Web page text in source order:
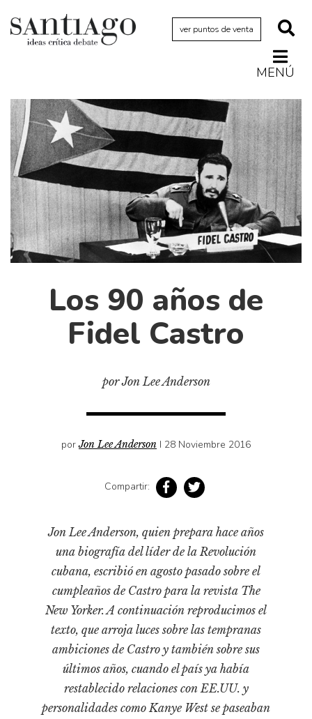
ver puntos de venta
MENÚ
Actualidad
Archivo Cenfoto-UDP
Arquetipos de situación
Artes visuales
Ciencia
Cine y televisión
Ciudad
Cómics
Diccionario portátil de la literatura chilena
Historia material de los libros
Medioambiente
Narrativas visuales
Pensamiento
Pensamiento ilustrado
Personaje
Personajes secundarios
Los 90 años de
Fidel Castro
por Jon Lee Anderson
porJon Lee Anderson I 28 Noviembre 2016
Compartir:
Jon Lee Anderson, quien prepara hace años
una biografía del líder de la Revolución
cubana, escribió en agosto pasado sobre el
cumpleaños de Castro para la revista The
New Yorker. A continuación reproducimos el
texto, que arroja luces sobre las tempranas
ambiciones de Castro y también sobre sus
últimos años, cuando el país ya había
restablecido relaciones con EE.UU. y
personalidades como Kanye West se paseaban